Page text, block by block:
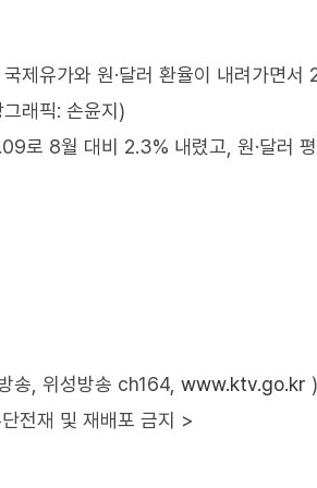
제유가와 원·달러 환율이 내려가면서
래픽: 손윤지)
로 8월 대비 2.3% 내렸고, 원·달
송, 위성방송 ch164, www.ktv.go.kr )
전재 및 재배포 금지 >